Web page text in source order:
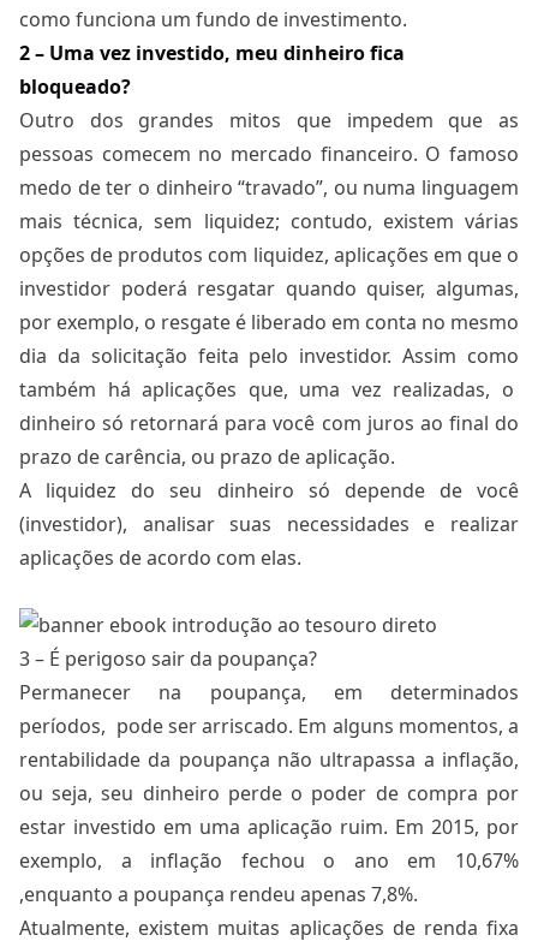
como funciona um fundo de investimento.
2 – Uma vez investido, meu dinheiro fica
bloqueado?
Outro dos grandes mitos que impedem que as
pessoas comecem no mercado financeiro. O famoso
medo de ter o dinheiro “travado”, ou numa linguagem
mais técnica, sem liquidez; contudo, existem várias
opções de produtos com liquidez, aplicações em que o
investidor poderá resgatar quando quiser, algumas,
por exemplo, o resgate é liberado em conta no mesmo
dia da solicitação feita pelo investidor. Assim como
também há aplicações que, uma vez realizadas, o
dinheiro só retornará para você com juros ao final do
prazo de carência, ou prazo de aplicação.
A liquidez do seu dinheiro só depende de você
(investidor), analisar suas necessidades e realizar
aplicações de acordo com elas.
3 – É perigoso sair da poupança?
Permanecer na poupança, em determinados
períodos, pode ser arriscado. Em alguns momentos, a
rentabilidade da poupança não ultrapassa a inflação,
ou seja, seu dinheiro perde o poder de compra por
estar investido em uma aplicação ruim. Em 2015, por
exemplo, a inflação fechou o ano em 10,67%
,enquanto a poupança rendeu apenas 7,8%.
Atualmente, existem muitas aplicações de renda fixa